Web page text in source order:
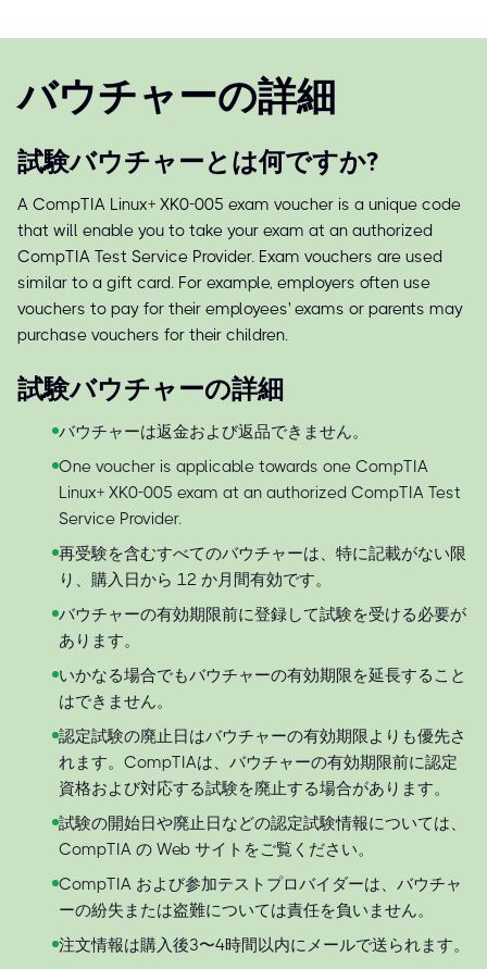
バウチャーの詳細
試験バウチャーとは何ですか?
A CompTIA Linux+ XK0-005 exam voucher is a unique code
that will enable you to take your exam at an authorized
CompTIA Test Service Provider. Exam vouchers are used
similar to a gift card. For example, employers often use
vouchers to pay for their employees' exams or parents may
purchase vouchers for their children.
試験バウチャーの詳細
バウチャーは返金および返品できません。
One voucher is applicable towards one CompTIA
Linux+ XK0-005 exam at an authorized CompTIA Test
Service Provider.
再受験を含むすべてのバウチャーは、特に記載がない限
り、購入日から 12 か月間有効です。
バウチャーの有効期限前に登録して試験を受ける必要が
あります。
いかなる場合でもバウチャーの有効期限を延長すること
はできません。
認定試験の廃止日はバウチャーの有効期限よりも優先さ
れます。CompTIAは、バウチャーの有効期限前に認定
資格および対応する試験を廃止する場合があります。
試験の開始日や廃止日などの認定試験情報については、
CompTIA の Web サイトをご覧ください。
CompTIA および参加テストプロバイダーは、バウチャ
ーの紛失または盗難については責任を負いません。
注文情報は購入後3〜4時間以内にメールで送られます。